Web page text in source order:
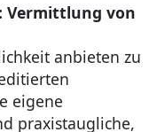
Vermittlung von
anbieten zu
eigene
praxistaugliche,